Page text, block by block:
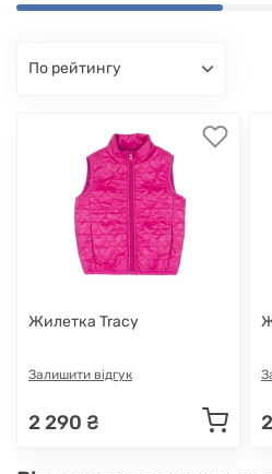
по рейтингу
Жилетка Tracy
Залишити відгук
2 290 ₴